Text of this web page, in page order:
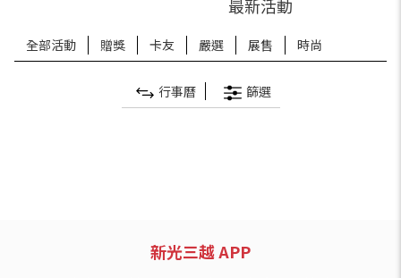
最新活動
全部活動 贈獎 卡友 嚴選 展售 時尚
行事曆 篩選
新光三越 APP